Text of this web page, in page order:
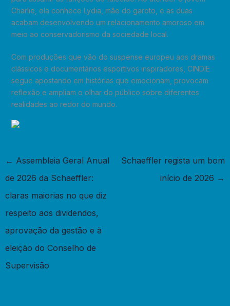
Charlie, ela conhece Lydia, mãe do garoto, e as duas
acabam desenvolvendo um relacionamento amoroso em
meio ao conservadorismo da sociedade local.
Com produções que vão do suspense europeu aos dramas
clássicos e documentários esportivos inspiradores, CINDIE
segue apostando em histórias que emocionam, provocam
reflexão e ampliam o olhar do público sobre diferentes
realidades ao redor do mundo.
← Assembleia Geral Anual
de 2026 da Schaeffler:
claras maiorias no que diz
respeito aos dividendos,
aprovação da gestão e à
eleição do Conselho de
Supervisão
Schaeffler regista um bom
início de 2026 →